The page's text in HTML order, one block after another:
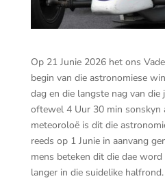
Op 21 Junie 2026 het ons
begin van die astronomiese
dag en die langste nag van die
oftewel 4 Uur 30 min sonskyn
meteoroloë is dit die
reeds op 1 Junie in aanvang
mens beteken dit die dae
langer in die suidelike halfrond.